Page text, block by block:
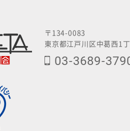
〒134-0083
東京都江戸川区中葛西1
03-3689-